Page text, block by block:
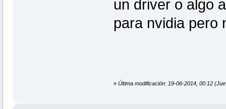
un driver o algo
para nvidia pero
« Última modificación: 19-06-2014, 00:12